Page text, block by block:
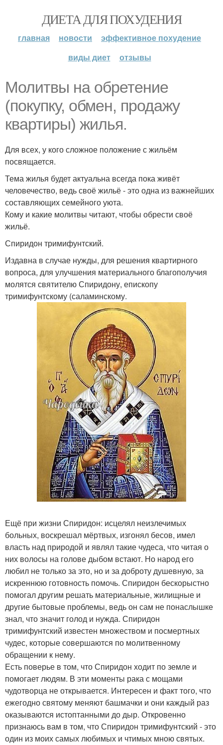
ДИЕТА ДЛЯ ПОХУДЕНИЯ
главная новости
эффективное похудение
виды диет
отзывы
Молитвы на обретение
(покупку, обмен, продажу
квартиры) жилья.
Для всех, у кого сложное положение с жильём
посвящается.
Тема жилья будет актуальна всегда пока живёт
человечество, ведь своё жильё - это одна из важнейших
составляющих семейного уюта.
Кому и какие молитвы читают, чтобы обрести своё
жильё.
Спиридон тримифунтский.
Издавна в случае нужды, для решения квартирного
вопроса, для улучшения материального благополучия
молятся святителю Спиридону, епископу
тримифунтскому (саламинскому.
Ещё при жизни Спиридон: исцелял неизлечимых
больных, воскрешал мёртвых, изгонял бесов, имел
власть над природой и являл такие чудеса, что читая о
них волосы на голове дыбом встают. Но народ его
любил не только за это, но и за доброту душевную, за
искреннюю готовность помочь. Спиридон бескорыстно
помогал другим решать материальные, жилищные и
другие бытовые проблемы, ведь он сам не понаслышке
знал, что значит голод и нужда. Спиридон
тримифунтский известен множеством и посмертных
чудес, которые совершаются по молитвенному
обращении к нему.
Есть поверье в том, что Спиридон ходит по земле и
помогает людям. В эти моменты рака с мощами
чудотворца не открывается. Интересен и факт того, что
ежегодно святому меняют башмачки и они каждый раз
оказываются истоптанными до дыр. Откровенно
признаюсь вам в том, что Спиридон тримифунтский - это
один из моих самых любимых и чтимых мною святых.